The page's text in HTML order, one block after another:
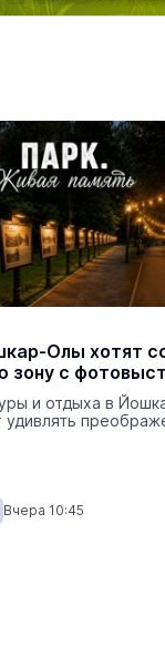
на законных
Олы хотят
зону с
и отдыха в
Вчера 10:45